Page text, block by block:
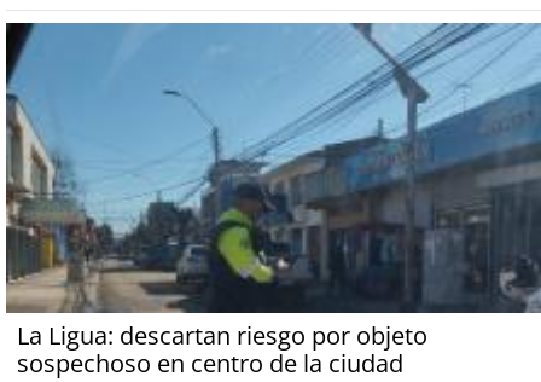
La Ligua: descartan riesgo por objeto
sospechoso en centro de la ciudad